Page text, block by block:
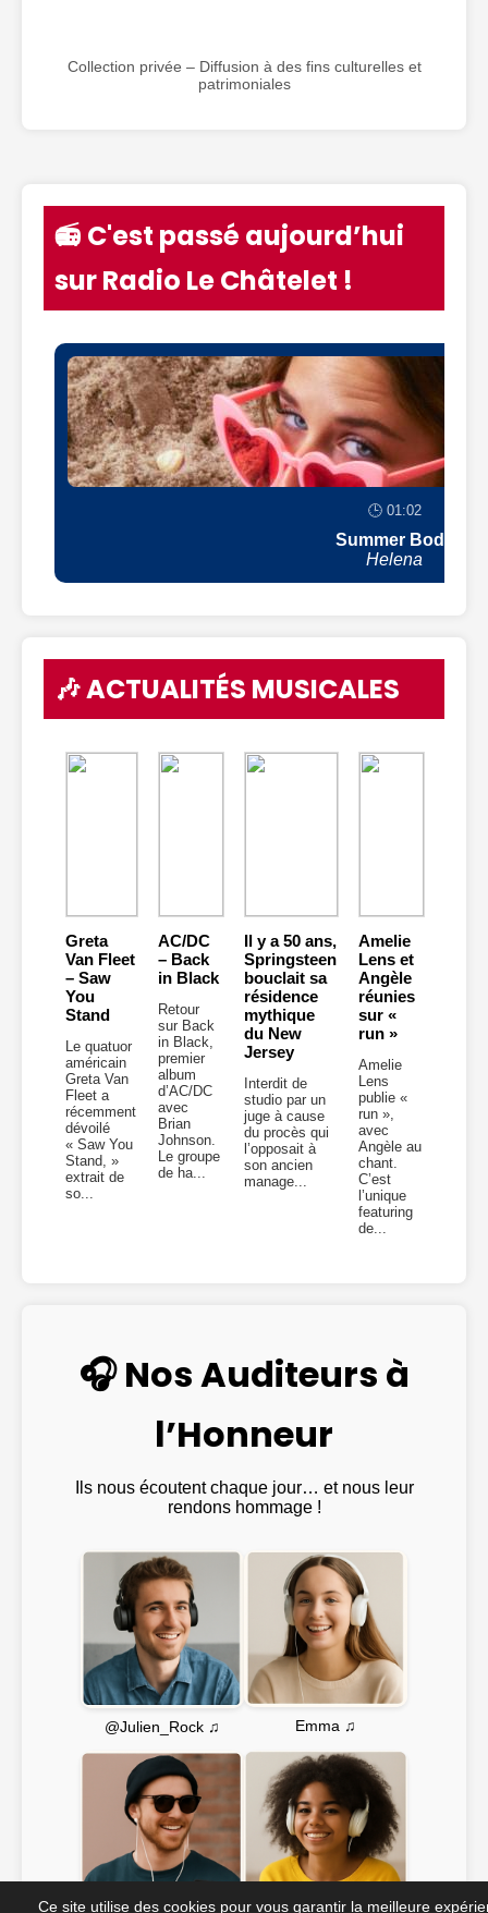
Collection privée – Diffusion à des fins culturelles et
patrimoniales
📻 C'est passé aujourd’hui
sur Radio Le Châtelet !
🕒 01:02
Summer Body
Helena
🎶 ACTUALITÉS MUSICALES
Greta
Van Fleet
– Saw
You
Stand
Le quatuor
américain
Greta Van
Fleet a
récemment
dévoilé
« Saw You
Stand, »
extrait de
so...
AC/DC
– Back
in Black
Retour
sur Back
in Black,
premier
album
d’AC/DC
avec
Brian
Johnson.
Le groupe
de ha...
Il y a 50 ans,
Springsteen
bouclait sa
résidence
mythique
du New
Jersey
Interdit de
studio par un
juge à cause
du procès qui
l’opposait à
son ancien
manage...
Amelie
Lens et
Angèle
réunies
sur «
run »
Amelie
Lens
publie «
run »,
avec
Angèle au
chant.
C’est
l’unique
featuring
de...
🎧 Nos Auditeurs à
l’Honneur
Ils nous écoutent chaque jour… et nous leur
rendons hommage !
@Julien_Rock ♫ Emma ♫
Ce site utilise des cookies pour vous garantir la meilleure